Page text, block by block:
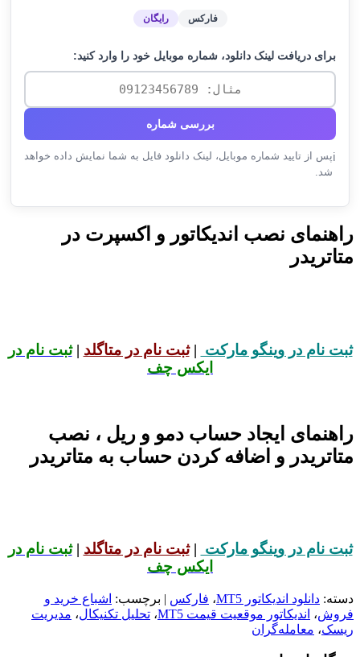
فارکس رایگان
برای دریافت لینک دانلود، شماره موبایل خود را وارد کنید:
بررسی شماره
ℹ️پس از تایید شماره موبایل، لینک دانلود فایل به شما نمایش داده خواهد
شد.
راهنمای نصب اندیکاتور و اکسپرت در
متاتریدر
ثبت نام در وینگو مارکت |ثبت نام در متاگلد |ثبت نام در
ایکس چف
راهنمای ایجاد حساب دمو و ریل ، نصب
متاتریدر و اضافه کردن حساب به متاتریدر
ثبت نام در وینگو مارکت |ثبت نام در متاگلد |ثبت نام در
ایکس چف
دسته: دانلود اندیکاتور MT5 ، فارکس | برچسب: اشباع خرید و
فروش، اندیکاتور موقعیت قیمت MT5 ، تحلیل تکنیکال، مدیریت
ریسک، معامله‌گران